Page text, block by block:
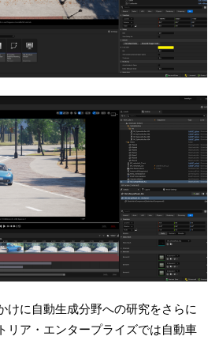
けに自動生成分野への研究をさらに
リア・エンタープライズでは自動車